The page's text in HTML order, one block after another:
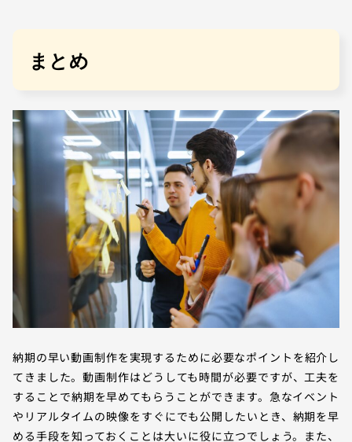
まとめ
納期の早い動画制作を実現するために必要なポイントを紹介し
てきました。動画制作はどうしても時間が必要ですが、工夫を
することで納期を早めてもらうことができます。急なイベント
やリアルタイムの映像をすぐにでも公開したいとき、納期を早
める手段を知っておくことは大いに役に立つでしょう。また、